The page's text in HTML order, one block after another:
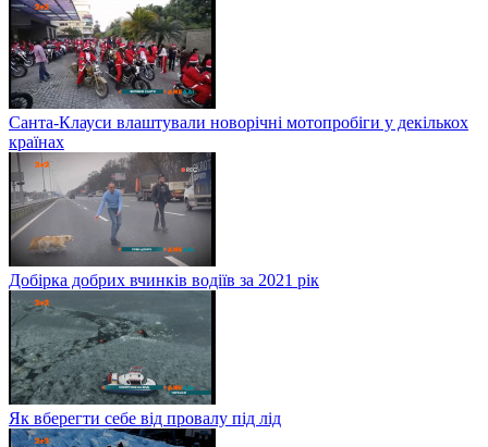
Санта-Клауси влаштували новорічні мотопробіги у декількох
країнах
Добірка добрих вчинків водіїв за 2021 рік
Як вберегти себе від провалу під лід